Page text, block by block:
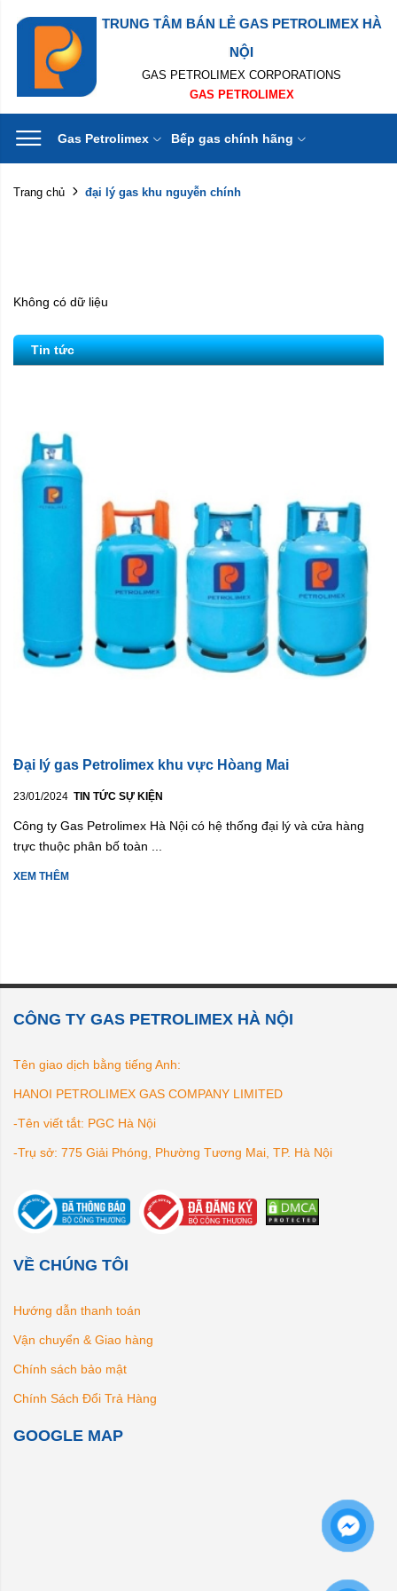
TRUNG TÂM BÁN LẺ GAS PETROLIMEX HÀ
NỘI
GAS PETROLIMEX CORPORATIONS
GAS PETROLIMEX
Gas Petrolimex Bếp gas chính hãng
Trang chủ đại lý gas khu nguyễn chính
Không có dữ liệu
Tin tức
Đại lý gas Petrolimex khu vực Hòang Mai
23/01/2024 TIN TỨC SỰ KIỆN
Công ty Gas Petrolimex Hà Nội có hệ thống đại lý và cửa hàng
trực thuộc phân bố toàn ...
XEM THÊM
CÔNG TY GAS PETROLIMEX HÀ NỘI
Tên giao dịch bằng tiếng Anh:
HANOI PETROLIMEX GAS COMPANY LIMITED
-Tên viết tắt: PGC Hà Nội
-Trụ sở: 775 Giải Phóng, Phường Tương Mai, TP. Hà Nội
VỀ CHÚNG TÔI
Hướng dẫn thanh toán
Vận chuyển & Giao hàng
Chính sách bảo mật
Chính Sách Đổi Trả Hàng
GOOGLE MAP